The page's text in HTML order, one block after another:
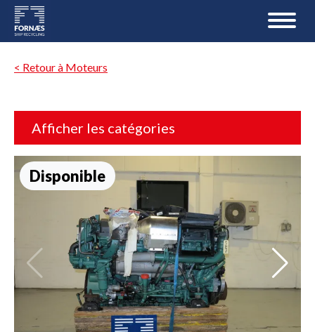
< Retour à Moteurs
Afficher les catégories
Disponible